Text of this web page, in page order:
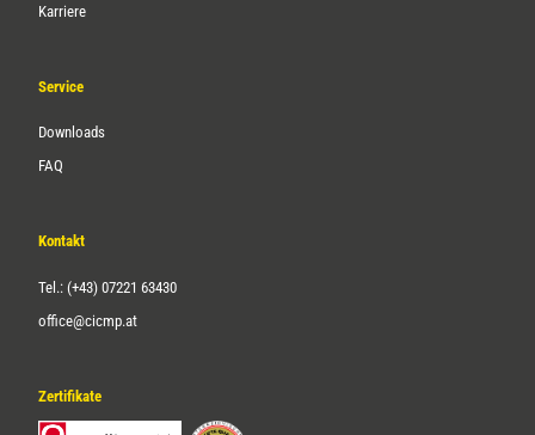
Karriere
Service
Downloads
FAQ
Kontakt
Tel.: (+43) 07221 63430
office@cicmp.at
Zertifikate